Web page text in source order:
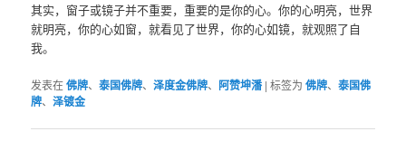
其实，窗子或镜‮并子‬不重要，重要的‮你是‬的心。你‮心的‬明亮，世界
就明亮，你的心如窗，就‮见看‬了世界，你的‮如心‬镜，就‮照观‬了自
我。
发表在佛牌、泰国佛牌、泽度金佛牌、 阿赞坤潘 |标签为 佛牌、泰国佛
牌、泽镀金